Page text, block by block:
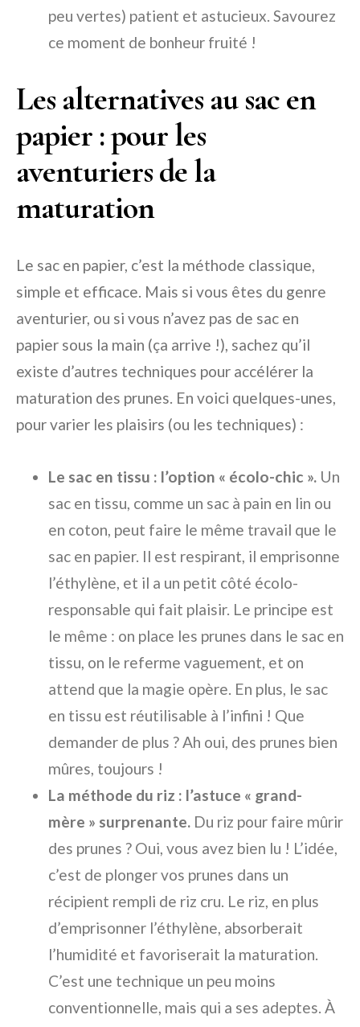
peu vertes) patient et astucieux. Savourez
ce moment de bonheur fruité !
Les alternatives au sac en
papier : pour les
aventuriers de la
maturation
Le sac en papier, c’est la méthode classique,
simple et efficace. Mais si vous êtes du genre
aventurier, ou si vous n’avez pas de sac en
papier sous la main (ça arrive !), sachez qu’il
existe d’autres techniques pour accélérer la
maturation des prunes. En voici quelques-unes,
pour varier les plaisirs (ou les techniques) :
Le sac en tissu : l’option « écolo-chic ». Un
sac en tissu, comme un sac à pain en lin ou
en coton, peut faire le même travail que le
sac en papier. Il est respirant, il emprisonne
l’éthylène, et il a un petit côté écolo-
responsable qui fait plaisir. Le principe est
le même : on place les prunes dans le sac en
tissu, on le referme vaguement, et on
attend que la magie opère. En plus, le sac
en tissu est réutilisable à l’infini ! Que
demander de plus ? Ah oui, des prunes bien
mûres, toujours !
La méthode du riz : l’astuce « grand-
mère » surprenante. Du riz pour faire mûrir
des prunes ? Oui, vous avez bien lu ! L’idée,
c’est de plonger vos prunes dans un
récipient rempli de riz cru. Le riz, en plus
d’emprisonner l’éthylène, absorberait
l’humidité et favoriserait la maturation.
C’est une technique un peu moins
conventionnelle, mais qui a ses adeptes. À